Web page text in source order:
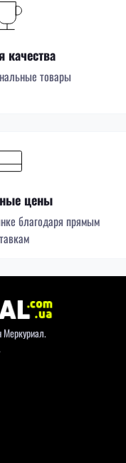
качества
товары
цены
благодаря прямым
Меркуриал.